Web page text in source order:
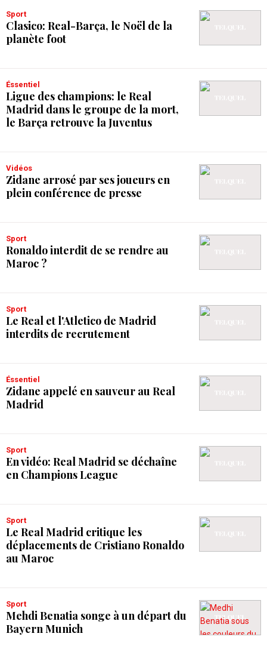
Sport
Clasico: Real-Barça, le Noël de la
planète foot
Éssentiel
Ligue des champions: le Real
Madrid dans le groupe de la mort,
le Barça retrouve la Juventus
Vidéos
Zidane arrosé par ses joueurs en
plein conférence de presse
Sport
Ronaldo interdit de se rendre au
Maroc ?
Sport
Le Real et l'Atletico de Madrid
interdits de recrutement
Éssentiel
Zidane appelé en sauveur au Real
Madrid
Sport
En vidéo: Real Madrid se déchaîne
en Champions League
Sport
Le Real Madrid critique les
déplacements de Cristiano Ronaldo
au Maroc
Sport
Mehdi Benatia songe à un départ du
Bayern Munich